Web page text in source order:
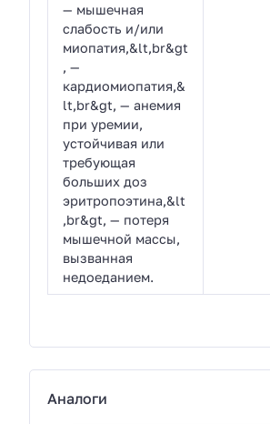
— мышечная
слабость и/или
миопатия,&lt,br&gt
, —
кардиомиопатия,&
lt,br&gt, — анемия
при уремии,
устойчивая или
требующая
больших доз
эритропоэтина,&lt
,br&gt, — потеря
мышечной массы,
вызванная
недоеданием.
Аналоги